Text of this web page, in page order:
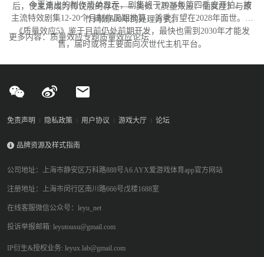
后，使主角成为传说般的存在——类似《质量效应：仙女座》与原
作间隔600年的处理方式。
今夏流出的制作清单显示，剧集将于2026年第四季度开拍。按
主流特效剧集12-20个月制作周期推算，首季有望在2028年面世。而
《质量效应5》鉴于目前仍处前期开发，最快也需到2030年才能发
售，届时或将主要面向次世代主机平台。
更多内容：质量效应专题质量效应论坛
免责声明 隐私政策 用户协议 游戏大厅 论坛
品牌资源及样式指南
公司地址：上海市静安区万科路888号A6 AYX爱游戏体育app官方网站
注册地址：上海市闵行区南川路666号戊楼1688室
在线客服微信公众号：leyu_net
投诉举报邮箱: leyutousu@gmail.com
IP衍生&授权业务: leyux.lab@gmail.com